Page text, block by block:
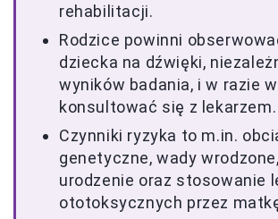
rehabilitacji.
Rodzice powinni
dziecka na dźwięki,
wyników badania, i w razie
konsultować się z lekarzem.
Czynniki ryzyka to m.in.
genetyczne, wady
urodzenie oraz stosowanie
ototoksycznych przez